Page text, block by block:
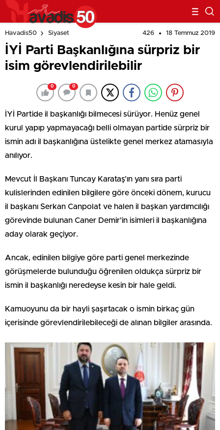
Havadis50 Siyaset 426 18 Temmuz 2019
İYİ Parti Başkanlığına sürpriz bir
isim görevlendirilebilir
0 0
İYİ Partide il başkanlığı bilmecesi sürüyor. Henüz genel
kurul yapıp yapmayacağı belli olmayan partide sürpriz bir
ismin adı il başkanlığına üstelikte genel merkez atamasıyla
anılıyor.
Mevcut İl Başkanı Tuncay Karataş’ın yanı sıra parti
kulislerinden edinilen bilgilere göre önceki dönem, kurucu
il başkanı Serkan Canpolat ve halen il başkan yardımcılığı
görevinde bulunan Caner Demir’in isimleri il başkanlığına
aday olarak geçiyor.
Ancak, edinilen bilgiye göre parti genel merkezinde
görüşmelerde bulunduğu öğrenilen oldukça sürpriz bir
ismin il başkanlığı neredeyse kesin bir hale geldi.
Kamuoyunu da bir hayli şaşırtacak o ismin birkaç gün
içerisinde görevlendirilebileceği de alınan bilgiler arasında.